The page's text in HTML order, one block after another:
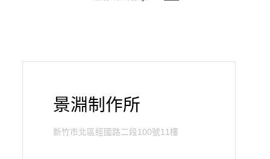
景淵制作所
新竹市北區經國路二段100號11樓